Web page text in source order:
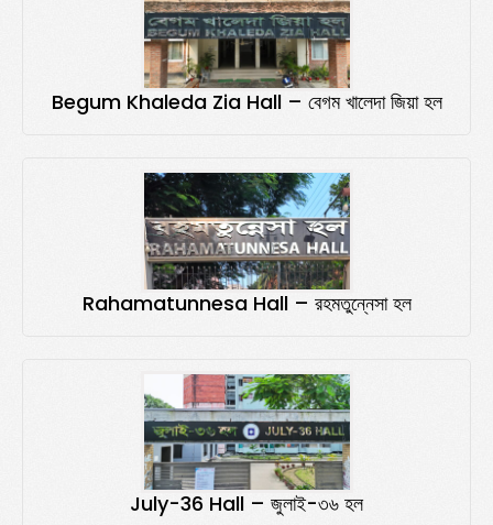
Begum Khaleda Zia Hall – বেগম খালেদা জিয়া হল
Rahamatunnesa Hall – রহমতুন্নেসা হল
July-36 Hall – জুলাই-৩৬ হল